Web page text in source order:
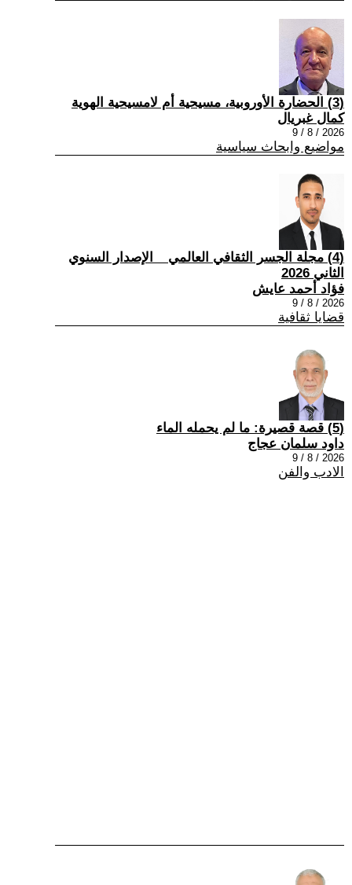
(3) الحضارة الأوروبية، مسيحية أم لامسيحية الهوية
كمال غبريال
2026 / 8 / 9
مواضيع وابحاث سياسية
(4) مجلة الجسر الثقافي العالمي _ الإصدار السنوي
الثاني 2026
فؤاد أحمد عايش
2026 / 8 / 9
قضايا ثقافية
(5) قصة قصيرة: ما لم يحمله الماء
داود سلمان عجاج
2026 / 8 / 9
الادب والفن